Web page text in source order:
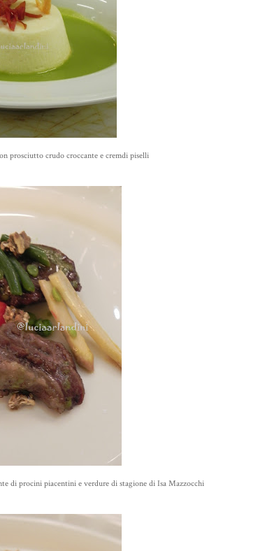
prosciutto crudo croccante e cremdi piselli
di procini piacentini e verdure di stagione di Isa Mazzocchi